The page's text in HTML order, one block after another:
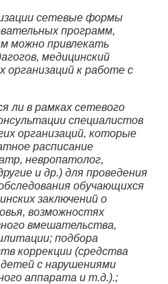
сетевые формы
программ,
можно привлекать
медицинский
организаций к работе с
ли в рамках сетевого
специалистов
организаций, которые
расписание
невропатолог,
и др.) для проведения
обучающихся
заключений о
возможностях
вмешательства,
подбора
коррекции (средства
с нарушениями
аппарата и т.д.).;